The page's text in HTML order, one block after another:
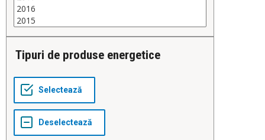
Tipuri de produse energetice